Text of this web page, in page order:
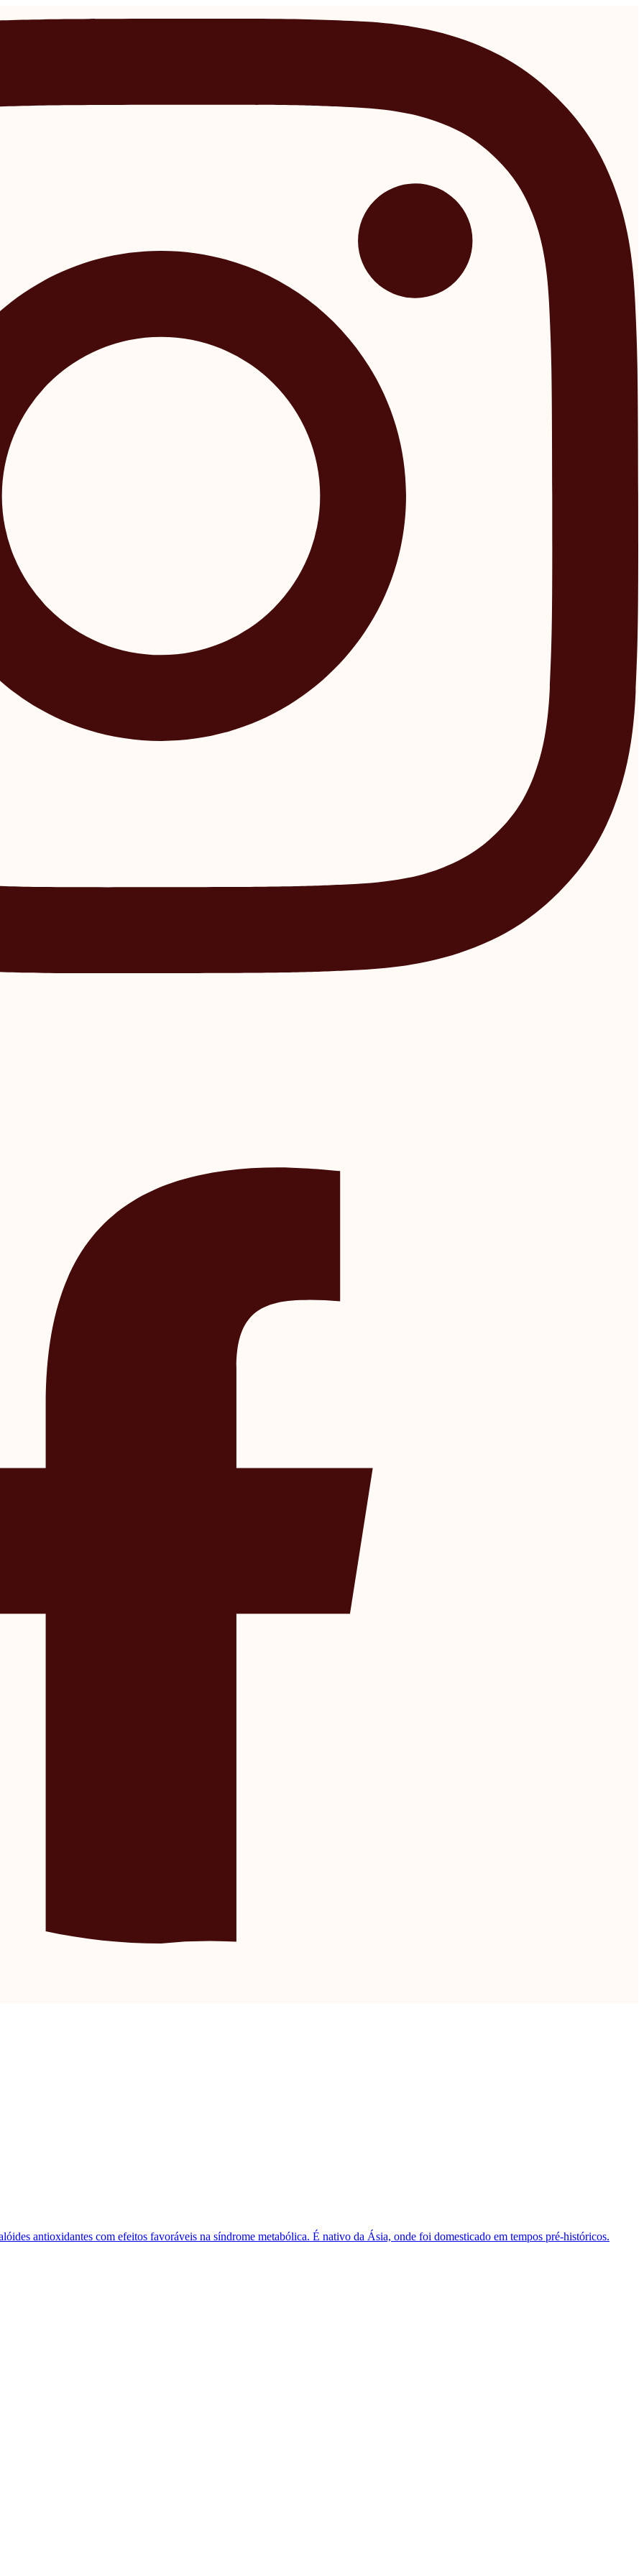
antioxidantes com efeitos favoráveis ​​na síndrome metabólica. É nativo da Ásia, onde foi domesticado em tempos pré-históricos.